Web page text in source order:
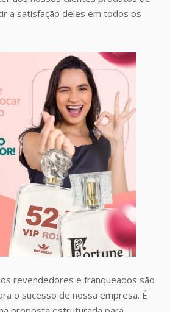
a satisfação deles em todos os
revendedores e franqueados são
o sucesso de nossa empresa. É